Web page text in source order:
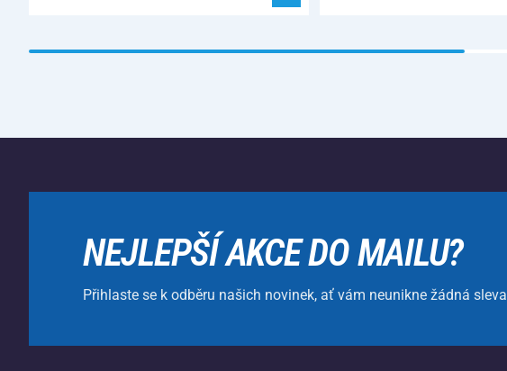
NEJLEPŠÍ AKCE DO MAILU?
Přihlaste se k odběru našich novinek, ať vám neunikne žádná sleva